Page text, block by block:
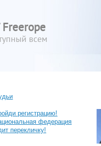
всем
регистрацию!
федерация
перекличку!